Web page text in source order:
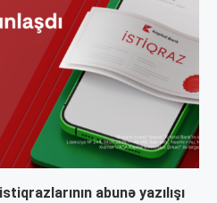
abunə yazılışı